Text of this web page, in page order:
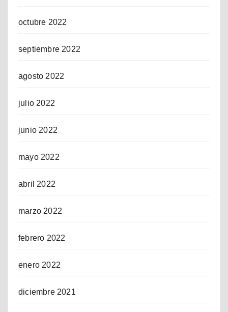
octubre 2022
septiembre 2022
agosto 2022
julio 2022
junio 2022
mayo 2022
abril 2022
marzo 2022
febrero 2022
enero 2022
diciembre 2021